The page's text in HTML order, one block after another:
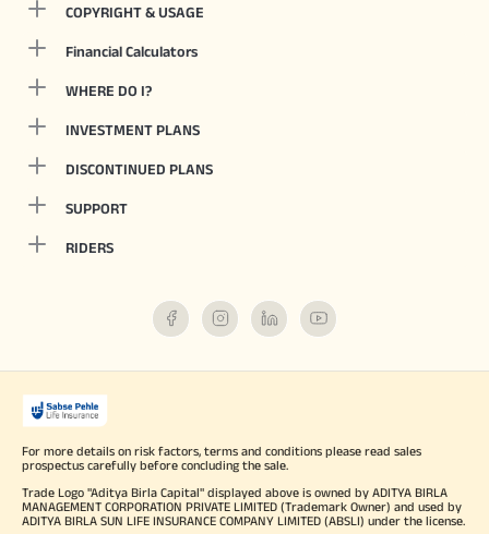
COPYRIGHT & USAGE
Financial Calculators
WHERE DO I?
INVESTMENT PLANS
DISCONTINUED PLANS
SUPPORT
RIDERS
For more details on risk factors, terms and conditions please read sales
prospectus carefully before concluding the sale.
Trade Logo "Aditya Birla Capital" displayed above is owned by ADITYA BIRLA
MANAGEMENT CORPORATION PRIVATE LIMITED (Trademark Owner) and used by
ADITYA BIRLA SUN LIFE INSURANCE COMPANY LIMITED (ABSLI) under the license.